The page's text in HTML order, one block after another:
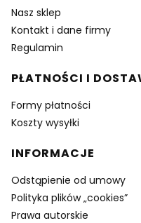
Nasz sklep
Kontakt i dane firmy
Regulamin
PŁATNOŚCI I
Formy płatności
Koszty wysyłki
INFORMACJE
Odstąpienie od umowy
Polityka plików „cookies”
Prawa autorskie